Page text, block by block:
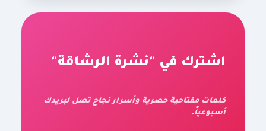
اشترك في "نشرة الرشاقة"
كلمات مفتاحية حصرية وأسرار نجاح تصل لبريدك
أسبوعياً.